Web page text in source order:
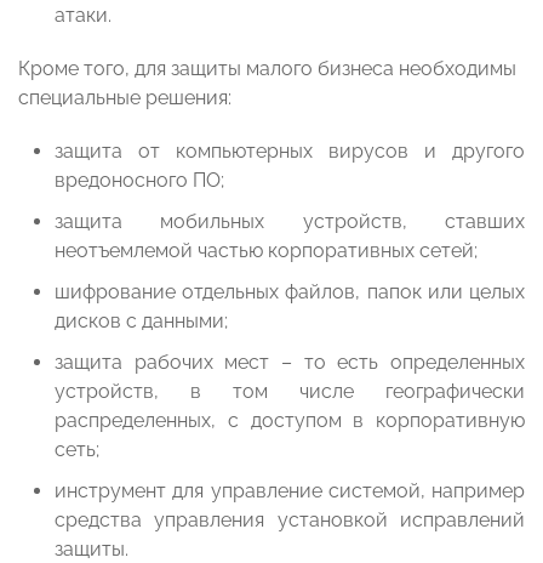
атаки.
Кроме того, для защиты малого бизнеса необходимы
специальные решения:
защита от компьютерных вирусов и другого
вредоносного ПО;
защита мобильных устройств, ставших
неотъемлемой частью корпоративных сетей;
шифрование отдельных файлов, папок или целых
дисков с данными;
защита рабочих мест – то есть определенных
устройств, в том числе географически
распределенных, с доступом в корпоративную
сеть;
инструмент для управление системой, например
средства управления установкой исправлений
защиты.